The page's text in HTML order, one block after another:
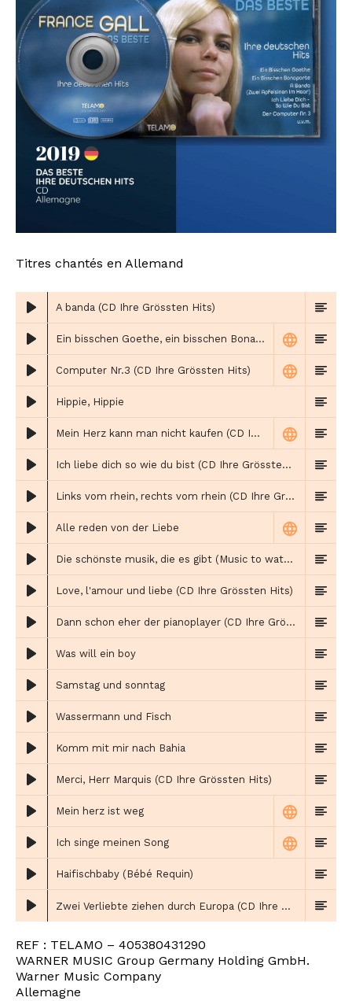
Titres chantés en Allemand
A banda (CD Ihre Grössten Hits)
Ein bisschen Goethe, ein bisschen Bonaparte (CD Ihre Grössten Hits)
Computer Nr.3 (CD Ihre Grössten Hits)
Hippie, Hippie
Mein Herz kann man nicht kaufen (CD Ihre Grössten Hits)
Ich liebe dich so wie du bist (CD Ihre Grössten Hits)
Links vom rhein, rechts vom rhein (CD Ihre Grössten Hits)
Alle reden von der Liebe
Die schönste musik, die es gibt (Music to watch girls by)
Love, l'amour und liebe (CD Ihre Grössten Hits)
Dann schon eher der pianoplayer (CD Ihre Grössten Hits)
Was will ein boy
Samstag und sonntag
Wassermann und Fisch
Komm mit mir nach Bahia
Merci, Herr Marquis (CD Ihre Grössten Hits)
Mein herz ist weg
Ich singe meinen Song
Haifischbaby (Bébé Requin)
Zwei Verliebte ziehen durch Europa (CD Ihre Grössten Hits)
REF : TELAMO – 405380431290
WARNER MUSIC Group Germany Holding GmbH.
Warner Music Company
Allemagne